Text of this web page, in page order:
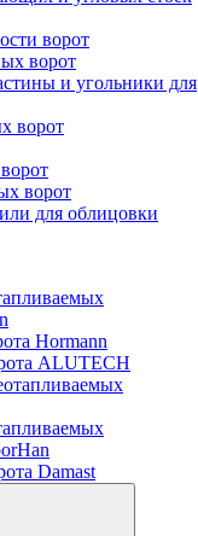
ворот
ворот
и угольники для
ворот
ворот
для облицовки
Hormann
ALUTECH
Damast